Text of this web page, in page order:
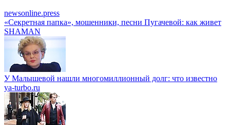
newsonline.press
«Секретная папка», мошенники, песни Пугачевой: как живет
SHAMAN
У Малышевой нашли многомиллионный долг: что известно
ya-turbo.ru